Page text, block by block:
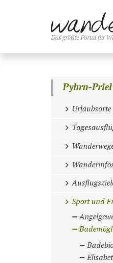
Pyhrn-Priel
Urlaubsorte
Sport und